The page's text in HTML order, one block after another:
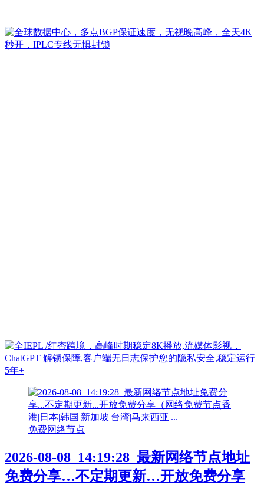
免费网络节点
2026-08-08_14:19:28_最新网络节点地址
免费分享…不定期更新…开放免费分享